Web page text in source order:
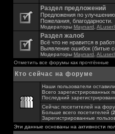
Раздел предложений
Предложения по
Пожелания, благодарности.
Модераторы Maynard
Раздел жалоб
Всё что не нравится в
Выявление ошибок (битые
Модераторы Maynard
Отметить все форумы как прочтённые
Кто сейчас на форуме
Наши пользователи
Всего зарегистрированных
Последний
Сейчас посетителей на
Больше всего посетителей (
Зарегистрированные
Эти данные основаны на активности